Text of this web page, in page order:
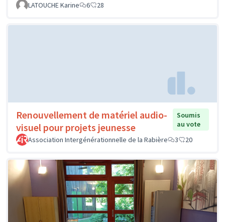
LATOUCHE Karine
6 28
Renouvellement de matériel audio-
visuel pour projets jeunesse
Soumis
au vote
Association Intergénérationnelle de la Rabière
3 20